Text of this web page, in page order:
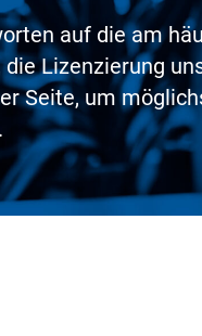
auf die am
Lizenzierung
Seite, um